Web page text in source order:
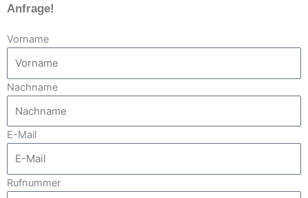
Anfrage!
Vorname
Nachname
E-Mail
Rufnummer